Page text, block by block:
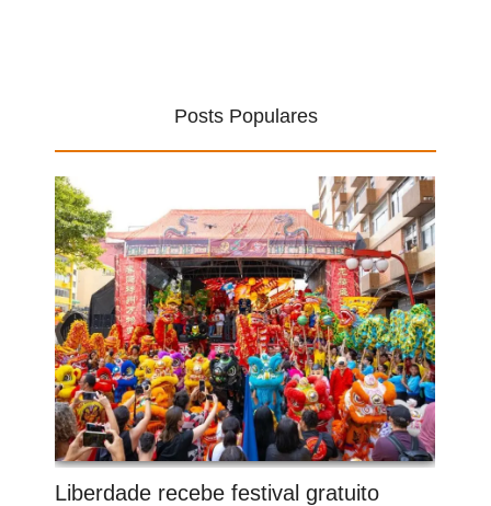
Posts Populares
Liberdade recebe festival gratuito